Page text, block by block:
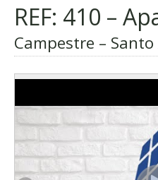
REF: 410 –
Campestre – Santo